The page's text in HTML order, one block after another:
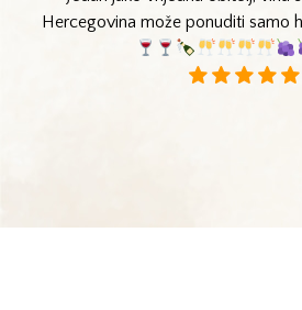
Hercegovina može ponuditi samo